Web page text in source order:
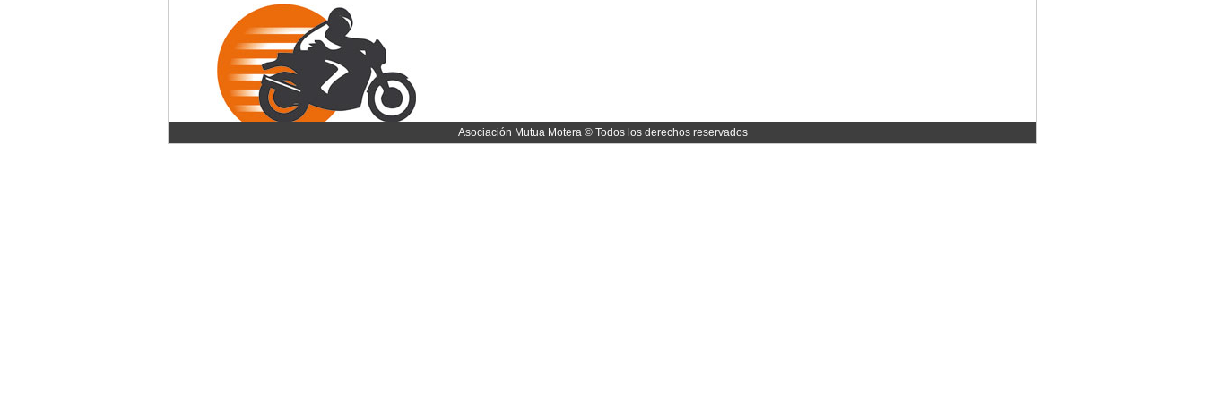
Asociación Mutua Motera © Todos los derechos reservados